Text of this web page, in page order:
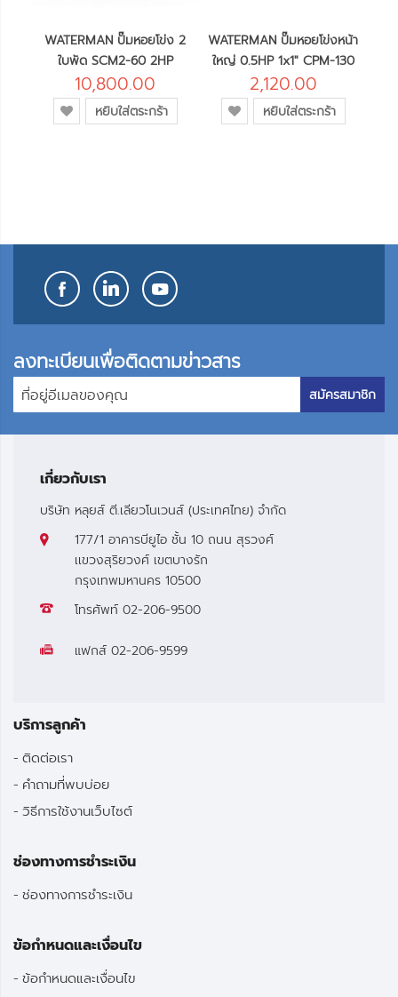
WATERMAN ปั๊มหอยโข่ง 2
ใบพัด SCM2-60 2HP
10,800.00
เพิ่ม
หยิบใส่ตระกร้า
WATERMAN ปั๊มหอยโข่งหน้า
ใหญ่ 0.5HP 1x1" CPM-130
2,120.00
เพิ่ม
หยิบใส่ตระกร้า
ลงทะเบียนเพื่อติดตามข่าวสาร
สมัครสมาชิก
เกี่ยวกับเรา
บริษัท หลุยส์ ตี.เลียวโนเวนส์ (ประเทศไทย) จำกัด
177/1 อาคารบียูไอ ชั้น 10 ถนน สุรวงศ์
เเขวงสุริยวงศ์ เขตบางรัก
กรุงเทพมหานคร 10500
โทรศัพท์ 02-206-9500
แฟกส์ 02-206-9599
บริการลูกค้า
ติดต่อเรา
คำถามที่พบบ่อย
วิธีการใช้งานเว็บไซต์
ช่องทางการชำระเงิน
ช่องทางการชำระเงิน
ข้อกำหนดและเงื่อนไข
ข้อกำหนดและเงื่อนไข